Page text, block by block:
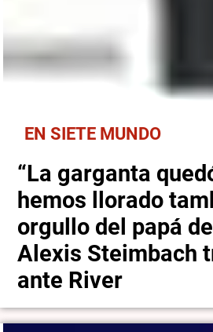
EN SIETE MUNDO
“La garganta
hemos llorado
orgullo del papá
Alexis Steimbach
ante River